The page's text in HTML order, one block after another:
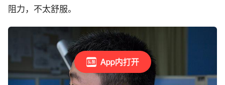
App内打开
阻力，不太舒服。